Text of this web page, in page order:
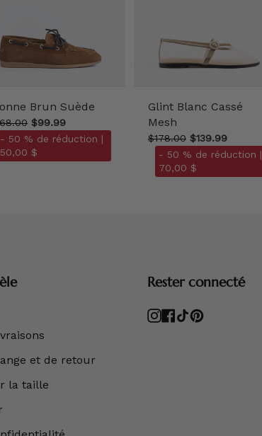
Brun Suède
$99.99
- 50 % de réduction |
50,00 $
Glint Blanc Cassé
Mesh
$178.00 $139.99
- 50 % de réduction |
70,00 $
et de retour
la taille
Rester connecté
Instagram
Facebook
TikTokPinterest